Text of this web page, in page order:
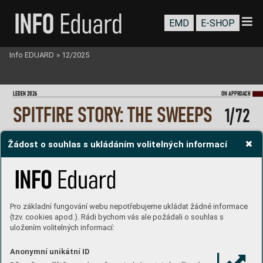
Žádost o souhlas s ukládáním volitelných informací
Pro základní fungování webu nepotřebujeme ukládat žádné informace
(tzv. cookies apod.). Rádi bychom vás ale požádali o souhlas s
uložením volitelných informací:
Anonymní unikátní ID
ON APPROACH
SPITFIRE STORY: THE SWEEPS 1/72
LEDEN 2026
EMD E-SHOP
Info EDUARD » 12/2025